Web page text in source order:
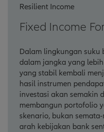
Resilient Income
Fixed Income
Dalam lingkungan
dalam jangka yang
yang stabil kembali
hasil instrumen
investasi akan semakin
membangun portofolio
skenario, bukan
arah kebijakan bank